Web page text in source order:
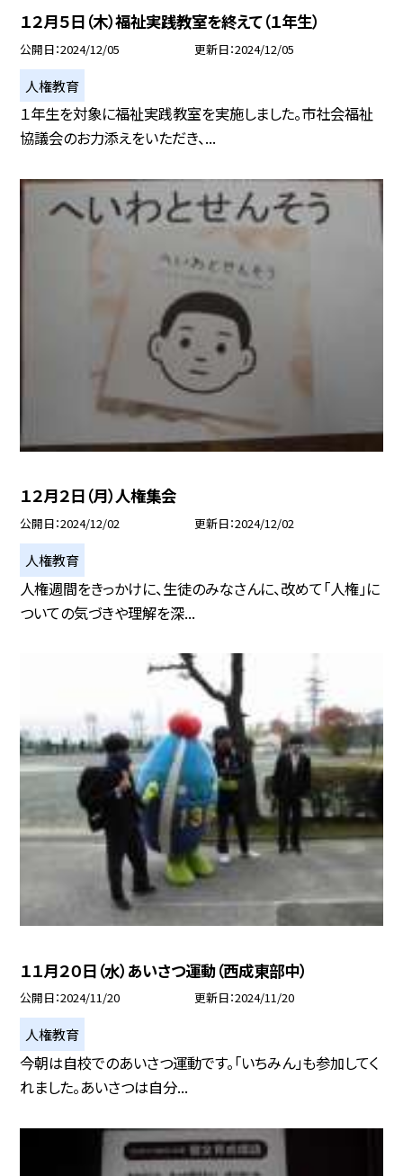
１２月５日（木）福祉実践教室を終えて（１年生）
公開日 2024/12/05 更新日 2024/12/05
人権教育
１年生を対象に福祉実践教室を実施しました。市社会福祉
協議会のお力添えをいただき、...
１２月２日（月）人権集会
公開日 2024/12/02 更新日 2024/12/02
人権教育
人権週間をきっかけに、生徒のみなさんに、改めて「人権」に
ついての気づきや理解を深...
１１月２０日（水）あいさつ運動（西成東部中）
公開日 2024/11/20 更新日 2024/11/20
人権教育
今朝は自校でのあいさつ運動です。「いちみん」も参加してく
れました。あいさつは自分...